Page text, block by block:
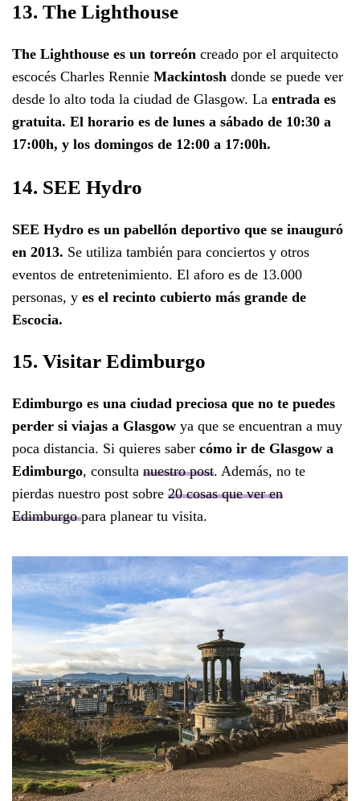
13. The Lighthouse
The Lighthouse es un torreón creado por el arquitecto
escocés Charles Rennie Mackintosh donde se puede ver
desde lo alto toda la ciudad de Glasgow. La entrada es
gratuita. El horario es de lunes a sábado de 10:30 a
17:00h, y los domingos de 12:00 a 17:00h.
14. SEE Hydro
SEE Hydro es un pabellón deportivo que se inauguró
en 2013. Se utiliza también para conciertos y otros
eventos de entretenimiento. El aforo es de 13.000
personas, y es el recinto cubierto más grande de
Escocia.
15. Visitar Edimburgo
Edimburgo es una ciudad preciosa que no te puedes
perder si viajas a Glasgow ya que se encuentran a muy
poca distancia. Si quieres saber cómo ir de Glasgow a
Edimburgo, consulta nuestro post. Además, no te
pierdas nuestro post sobre 20 cosas que ver en
Edimburgopara planear tu visita.